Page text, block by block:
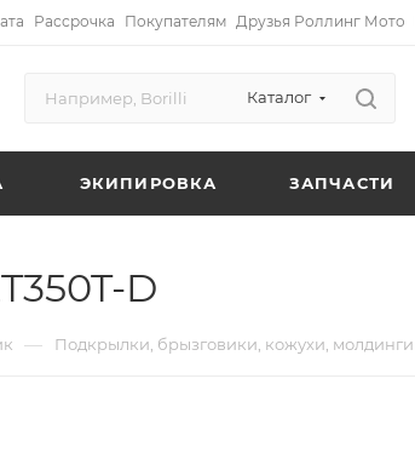
Рассрочка Покупателям Друзья Роллинг Мото
Каталог
ЭКИПИРОВКА ЗАПЧАСТИ
D
— Подкрылки, брызговики, кожухи, молдинги